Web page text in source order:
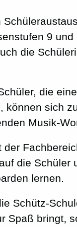
9
die
die
können sich
Musik-
die Schüler
lernen.
Schütz-
Spaß bringt,